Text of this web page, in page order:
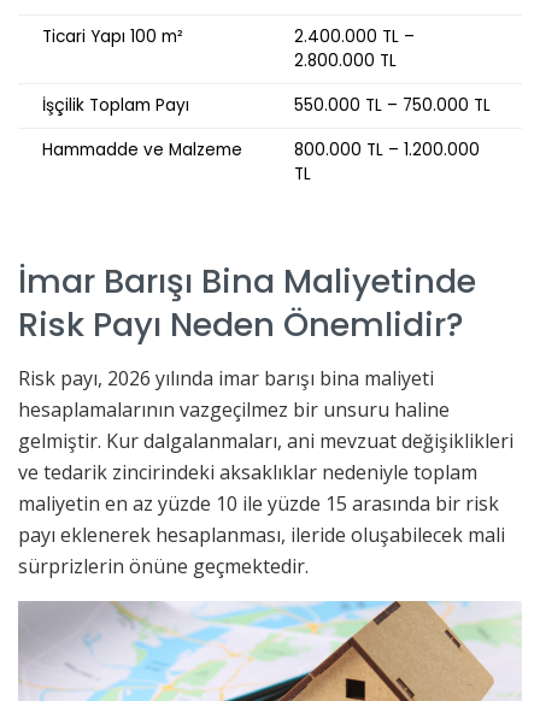
Ticari Yapı 100 m²
2.400.000 TL –
2.800.000 TL
İşçilik Toplam Payı
550.000 TL – 750.000 TL
Hammadde ve Malzeme
800.000 TL – 1.200.000
TL
İmar Barışı Bina Maliyetinde
Risk Payı Neden Önemlidir?
Risk payı, 2026 yılında imar barışı bina maliyeti
hesaplamalarının vazgeçilmez bir unsuru haline
gelmiştir. Kur dalgalanmaları, ani mevzuat değişiklikleri
ve tedarik zincirindeki aksaklıklar nedeniyle toplam
maliyetin en az yüzde 10 ile yüzde 15 arasında bir risk
payı eklenerek hesaplanması, ileride oluşabilecek mali
sürprizlerin önüne geçmektedir.